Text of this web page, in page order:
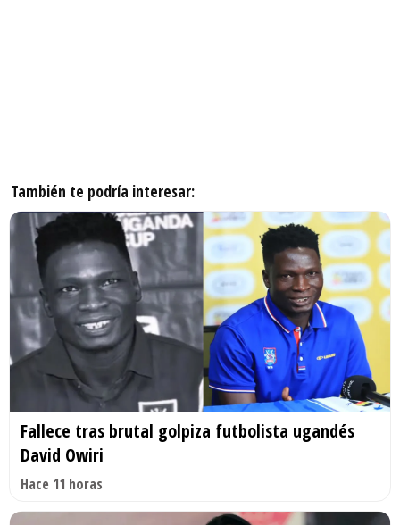
También te podría interesar:
Fallece tras brutal golpiza futbolista ugandés
David Owiri
Hace 11 horas